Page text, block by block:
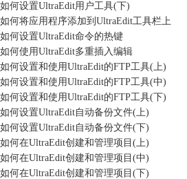
如何设置UltraEdit用户工具(下)
如何将应用程序添加到UltraEdit工具栏上
如何设置UltraEdit命令的热键
如何使用UltraEdit多重插入编辑
如何设置和使用UltraEdit的FTP工具(上)
如何设置和使用UltraEdit的FTP工具(中)
如何设置和使用UltraEdit的FTP工具(下)
如何设置UltraEdit自动备份文件(上)
如何设置UltraEdit自动备份文件(下)
如何在UltraEdit创建和管理项目(上)
如何在UltraEdit创建和管理项目(中)
如何在UltraEdit创建和管理项目(下)